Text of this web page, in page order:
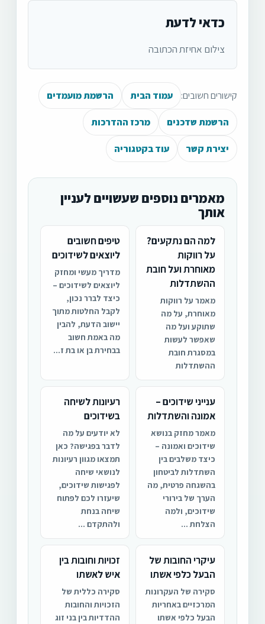
כדאי לדעת
צילום אחיזת הכתובה
קישורים חשובים: עמוד הבית הרשמת מועמדים
הרשמת שדכנים מרכז ההדרכות
יצירת קשר עוד בקטגוריה
מאמרים נוספים שעשויים לעניין
אותך
למה הם נתקעים?
על רווקות
מאוחרת ועל חובת
ההשתדלות
מאמר על רווקות
מאוחרת, על מה
שתוקע ועל מה
שאפשר לעשות
במסגרת חובת
ההשתדלות
טיפים חשובים
ליוצאים לשידוכים
מדריך מעשי ומחזק
ליוצאים לשידוכים –
כיצד לברר נכון,
לקבל החלטות מתוך
יישוב הדעת, להבין
מה באמת חשוב
בבחירת בן או בת ז...
ענייני שידוכים –
אמונה והשתדלות
מאמר מחזק בנושא
שידוכים ואמונה –
כיצד משלבים בין
השתדלות לביטחון
בהשגחה פרטית, מה
הערך של בירורי
שידוכים, ולמה
הצלחת ...
רעיונות לשיחה
בשידוכים
לא יודעים על מה
לדבר בפגישה? כאן
תמצאו מגוון רעיונות
לנושאי שיחה
לפגישות שידוכים,
שיעזרו לכם לפתוח
שיחה בנחת
ולהתקדם ...
עיקרי החובות של
הבעל כלפי אשתו
סקירה של העקרונות
המרכזיים באחריות
הבעל כלפי אשתו
זכויות וחובות בין
איש לאשתו
סקירה כללית של
הזכויות והחובות
ההדדיות בין בני זוג